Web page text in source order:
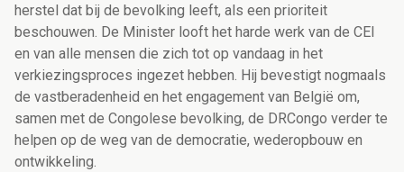
herstel dat bij de bevolking leeft, als een prioriteit
beschouwen. De Minister looft het harde werk van de CEI
en van alle mensen die zich tot op vandaag in het
verkiezingsproces ingezet hebben. Hij bevestigt nogmaals
de vastberadenheid en het engagement van België om,
samen met de Congolese bevolking, de DRCongo verder te
helpen op de weg van de democratie, wederopbouw en
ontwikkeling.